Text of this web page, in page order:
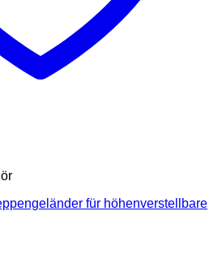
für höhenverstellbare